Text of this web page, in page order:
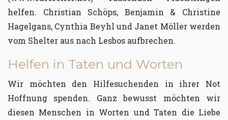
helfen. Christian Schöps, Benjamin & Christine
Hagelgans, Cynthia Beyhl und Janet Möller werden
vom Shelter aus nach Lesbos aufbrechen.
Helfen in Taten und Worten
Wir möchten den Hilfesuchenden in ihrer Not
Hoffnung spenden. Ganz bewusst möchten wir
diesen Menschen in Worten und Taten die Liebe